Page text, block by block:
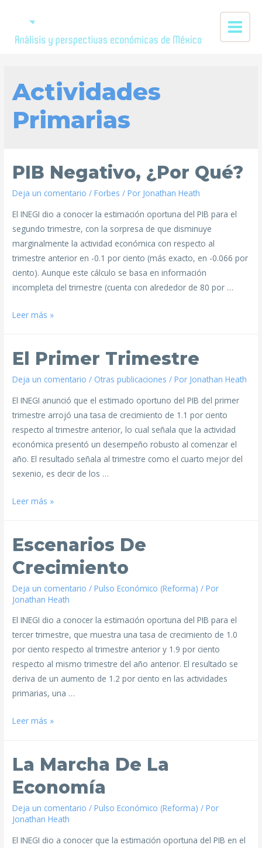
Actividades
Primarias
PIB Negativo, ¿Por Qué?
Deja un comentario /Forbes / Por Jonathan Heath
El INEGI dio a conocer la estimación oportuna del PIB para el
segundo trimestre, con la sorpresa de que disminuye
marginalmente la actividad económica con respecto al
trimestre anterior en -0.1 por ciento (más exacto, en -0.066 por
ciento). Aunque este cálculo se basa en información
incompleta del trimestre (cuenta con alrededor de 80 por …
Leer más »
El Primer Trimestre
Deja un comentario / Otras publicaciones / Por Jonathan Heath
El INEGI anunció que el estimado oportuno del PIB del primer
trimestre arrojó una tasa de crecimiento de 1.1 por ciento
respecto al trimestre anterior, lo cual señala que la actividad
económica presentó un desempeño robusto al comenzar el
año. El resultado señala al trimestre como el cuarto mejor del
sexenio, es decir de los …
Leer más »
Escenarios De
Crecimiento
Deja un comentario /Pulso Económico (Reforma) / Por
Jonathan Heath
El INEGI dio a conocer la estimación oportuna del PIB para el
tercer trimestre, que muestra una tasa de crecimiento de 1.0
por ciento respecto al trimestre anterior y 1.9 por ciento
respecto al mismo trimestre del año anterior. El resultado se
deriva de un aumento de 1.2 por ciento en las actividades
primarias, una …
Leer más »
La Marcha De La
Economía
Deja un comentario /Pulso Económico (Reforma) / Por
Jonathan Heath
El INEGI dio a conocer que la estimación oportuna del PIB en el